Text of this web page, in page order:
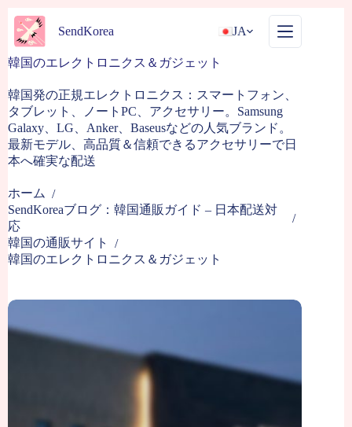
コ
ン
テ
ン
へ
ス
キ
ッ
プ
SendKorea JA
韓国のエレクトロニクス＆ガジェット
韓国発の正規エレクトロニクス：スマートフォン、
タブレット、ノートPC、アクセサリー。Samsung
Galaxy、LG、Anker、Baseusなどの人気ブランド。
最新モデル、高品質＆信頼できるアクセサリーで日
本へ確実な配送
ホーム /
SendKoreaブログ：韓国通販ガイド – 日本配送対
応
/
韓国の通販サイト
/
韓国のエレクトロニクス＆ガジェット